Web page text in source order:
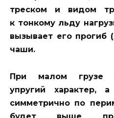
треском и видом
к тонкому льду
вызывает его
чаши.
При малом грузе
упругий характер,
симметрично по
будет выше